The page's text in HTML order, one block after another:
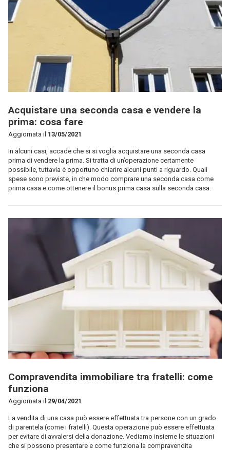
Acquistare una seconda casa e vendere la
prima: cosa fare
Aggiornata il 13/05/2021
In alcuni casi, accade che si si voglia acquistare una seconda casa
prima di vendere la prima. Si tratta di un’operazione certamente
possibile, tuttavia è opportuno chiarire alcuni punti a riguardo. Quali
spese sono previste, in che modo comprare una seconda casa come
prima casa e come ottenere il bonus prima casa sulla seconda casa.
Compravendita immobiliare tra fratelli: come
funziona
Aggiornata il 29/04/2021
La vendita di una casa può essere effettuata tra persone con un grado
di parentela (come i fratelli). Questa operazione può essere effettuata
per evitare di avvalersi della donazione. Vediamo insieme le situazioni
che si possono presentare e come funziona la compravendita